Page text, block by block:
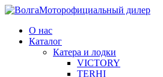
официальный дилер
О нас
Каталог
Катера и лодки
VICTORY
TERHI